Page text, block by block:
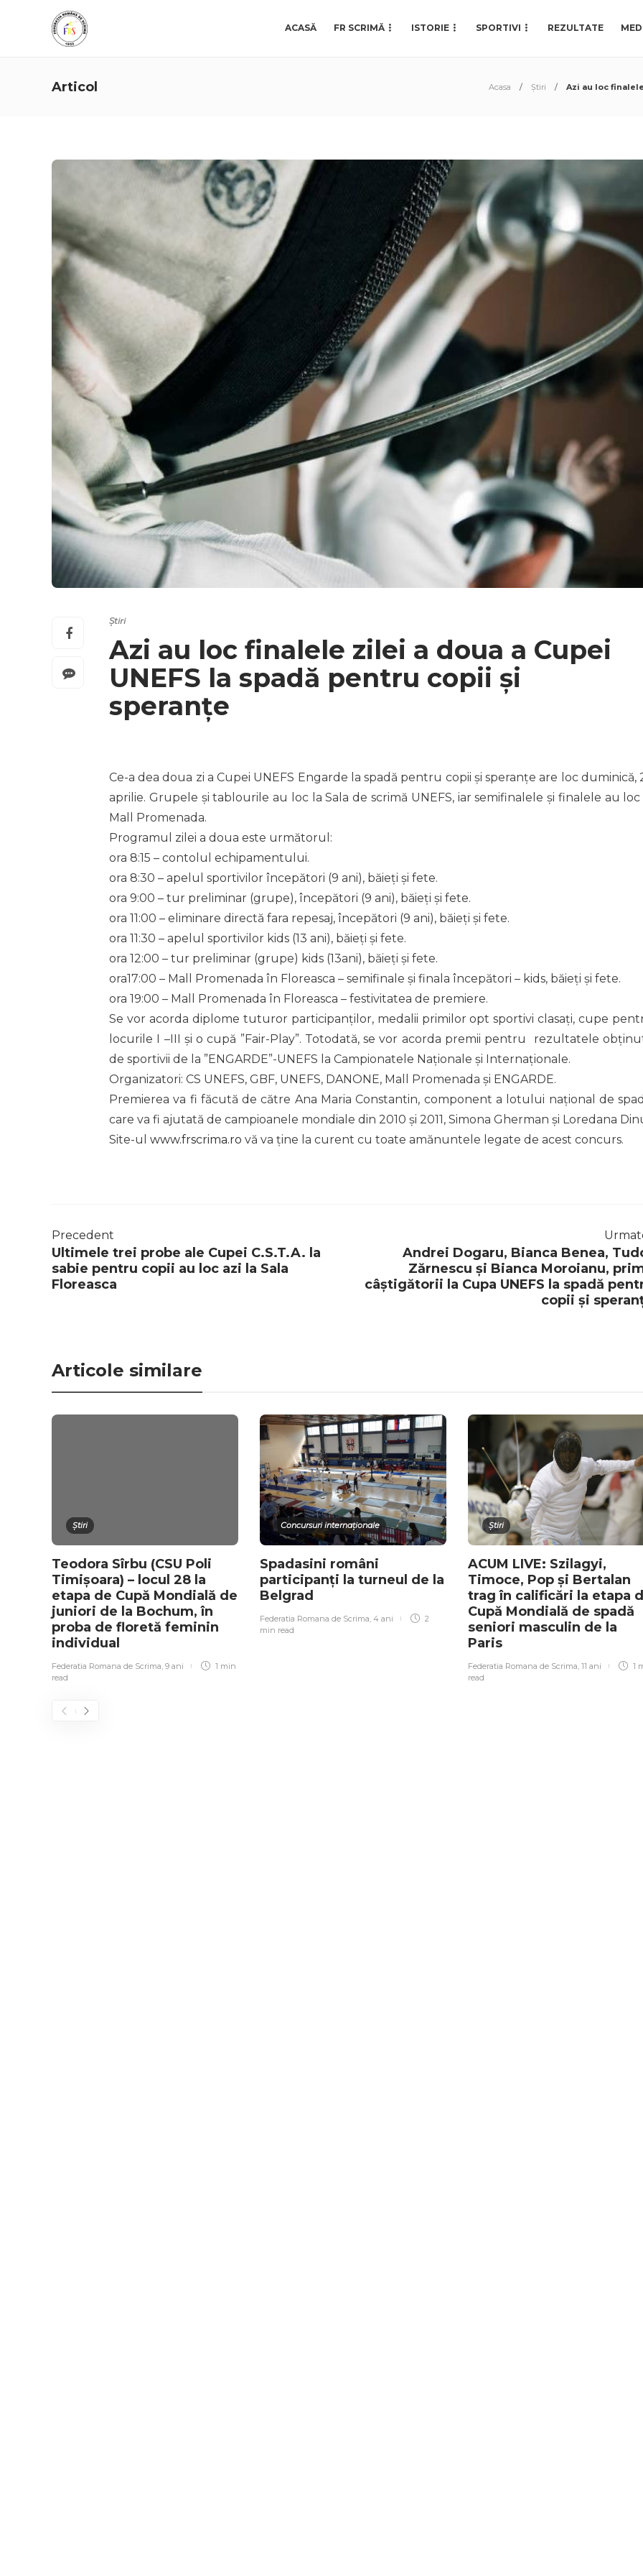
ACASĂ FR SCRIMĂ ISTORIE SPORTIVI REZULTATE
Articol Acasa Știri Azi au loc
Știri
Azi au loc finalele zilei a doua a Cupei
UNEFS la spadă pentru copii și
speranțe
Ce-a dea doua zi a Cupei UNEFS Engarde la spadă pentru copii și speranțe are loc duminică,
aprilie. Grupele și tablourile au loc la Sala de scrimă UNEFS, iar semifinalele și finalele au loc
Mall Promenada.
Programul zilei a doua este următorul:
ora 8:15 – contolul echipamentului.
ora 8:30 – apelul sportivilor începători (9 ani), băieți și fete.
ora 9:00 – tur preliminar (grupe), începători (9 ani), băieți și fete.
ora 11:00 – eliminare directă fara repesaj, începători (9 ani), băieți și fete.
ora 11:30 – apelul sportivilor kids (13 ani), băieți și fete.
ora 12:00 – tur preliminar (grupe) kids (13ani), băieți și fete.
ora17:00 – Mall Promenada în Floreasca – semifinale și finala începători – kids, băieți și fete.
ora 19:00 – Mall Promenada în Floreasca – festivitatea de premiere.
Se vor acorda diplome tuturor participanților, medalii primilor opt sportivi clasați, cupe
locurile I –III și o cupă ”Fair-Play”. Totodată, se vor acorda premii pentru rezultatele
de sportivii de la ”ENGARDE”-UNEFS la Campionatele Naționale și Internaționale.
Organizatori: CS UNEFS, GBF, UNEFS, DANONE, Mall Promenada și ENGARDE.
Premierea va fi făcută de către Ana Maria Constantin, component a lotului național de
care va fi ajutată de campioanele mondiale din 2010 și 2011, Simona Gherman și Loredana
Site-ul www.frscrima.ro vă va ține la curent cu toate amănuntele legate de acest concurs.
Precedent
Ultimele trei probe ale Cupei C.S.T.A. la
sabie pentru copii au loc azi la Sala
Floreasca
Andrei Dogaru, Bianca Benea,
Zărnescu și Bianca Moroianu,
câștigătorii la Cupa UNEFS la spadă
copii și
Articole similare
Știri
Teodora Sîrbu (CSU Poli
Timișoara) – locul 28 la
etapa de Cupă Mondială de
juniori de la Bochum, în
proba de floretă feminin
individual
Federatia Romana de Scrima, 9 ani
1 min
read
Concursuri internaționale
Spadasini români
participanți la turneul de la
Belgrad
Federatia Romana de Scrima, 4 ani
2
min read
Știri
ACUM LIVE: Szilagyi,
Timoce, Pop și Bertalan
trag în calificări la etapa
Cupă Mondială de spadă
seniori masculin de la
Paris
Federatia Romana de Scrima, 11 ani
1
read